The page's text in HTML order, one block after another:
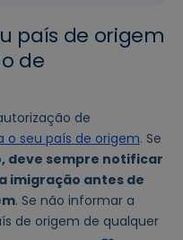
país de origem
de
de
o seu país de origem. Se
deve sempre notificar
imigração antes de
. Se não informar a
de origem de qualquer